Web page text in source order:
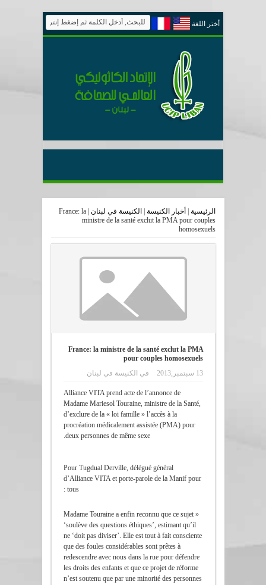
أختر اللغة
الرئيسية أخبار الكنيسة الكنيسة في لبنان |
France: la
ministre de la santé exclut la PMA pour couples
homosexuels
France: la ministre de la santé exclut la PMA
pour couples homosexuels
13 سبتمبر,2013
في الكنيسة في لبنان
Alliance VITA prend acte de l’annonce de
Madame Mariesol Touraine, ministre de la Santé,
d’exclure de la « loi famille » l’accès à la
procréation médicalement assistée (PMA) pour
deux personnes de même sexe.
Pour Tugdual Derville, délégué général
d’Alliance VITA et porte-parole de la Manif pour
tous :
« Madame Touraine a enfin reconnu que ce sujet
‘soulève des questions éthiques’, estimant qu’il
ne ‘doit pas diviser’. Elle est tout à fait consciente
que des foules considérables sont prêtes à
redescendre avec nous dans la rue pour défendre
les droits des enfants et que ce projet de réforme
n’est soutenu que par une minorité des personnes